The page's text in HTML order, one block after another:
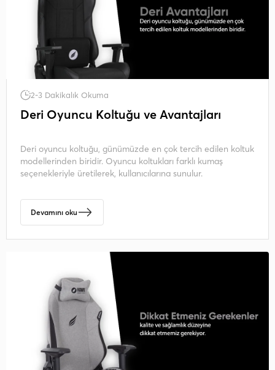
2-3 Dakikalık Okuma
Deri Oyuncu Koltuğu ve Avantajları
Deri oyuncu koltuğu, günümüzde en çok tercih edilen koltuk
modellerinden biridir. Oyuncu koltukları farklı kumaş
seçenekleriyle üretilerek, kullanıcılarına sunulur.
Devamını oku